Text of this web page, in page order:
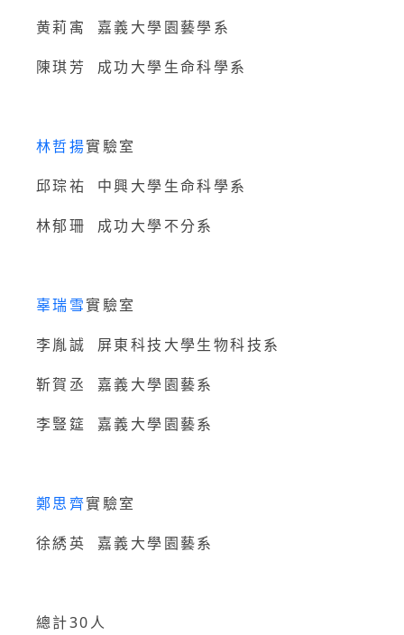
黄莉㝢 嘉義大學園藝學系
陳琪芳 成功大學生命科學系
林哲揚實驗室
邱琮祐 中興大學生命科學系
林郁珊 成功大學不分系
辜瑞雪實驗室
李胤誠 屏東科技大學生物科技系
靳賀丞 嘉義大學園藝系
李豎筵 嘉義大學園藝系
鄭思齊實驗室
徐綉英 嘉義大學園藝系
總計30人